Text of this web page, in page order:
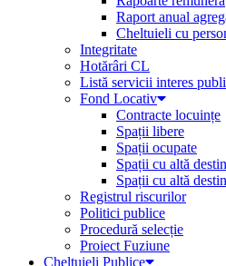
Raport anual
Cheltuieli cu
Integritate
Hotărâri CL
Listă servicii interes
Fond Locativ
Contracte locuințe
Spații libere
Spații ocupate
Spații cu altă
Spații cu altă
Registrul riscurilor
Politici publice
Procedură selecție
Proiect Fuziune
Cheltuieli Publice